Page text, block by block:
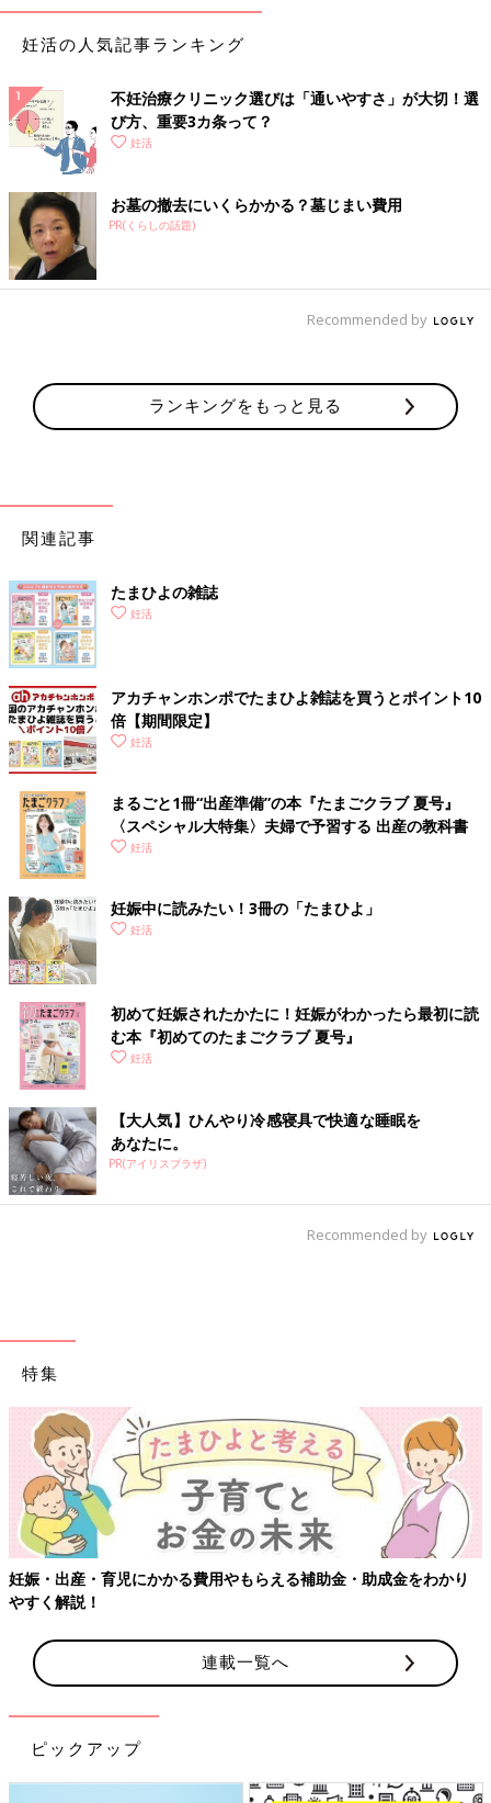
妊活の人気記事ランキング
不妊治療クリニック選びは「通いやすさ」が大切！選
び方、重要3カ条って？
妊活
お墓の撤去にいくらかかる？墓じまい費用
PR(くらしの話題)
Recommended by
ランキングをもっと見る
関連記事
たまひよの雑誌
妊活
アカチャンホンポでたまひよ雑誌を買うとポイント10
倍【期間限定】
妊活
まるごと1冊“出産準備”の本『たまごクラブ 夏号』
〈スペシャル大特集〉夫婦で予習する 出産の教科書
妊活
妊娠中に読みたい！3冊の「たまひよ」
妊活
初めて妊娠されたかたに！妊娠がわかったら最初に読
む本『初めてのたまごクラブ 夏号』
妊活
【大人気】ひんやり冷感寝具で快適な睡眠を
あなたに。
PR(アイリスプラザ)
Recommended by
特集
妊娠・出産・育児にかかる費用やもらえる補助金・助成金をわかり
やすく解説！
連載一覧へ
ピックアップ